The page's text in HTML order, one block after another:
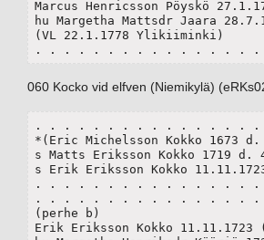
Marcus Henricsson Pöyskö
hu Margetha Mattsdr Jaara
(VL 22.1.1778 Ylikiiminki)
. . . . . . . . . . . . . . . .
060 Kocko vid elfven (Niemikylä)
. . . . . . . . . . . . . . . .
*(Eric Michelsson Kokko 1673
s Matts Eriksson Kokko 1719 d.
s Erik Eriksson Kokko
. . . . . . . . . . . . . . . .
. . . . . . . . . . . . . . . .
(perhe b)
Erik Eriksson Kokko 11.11.1723